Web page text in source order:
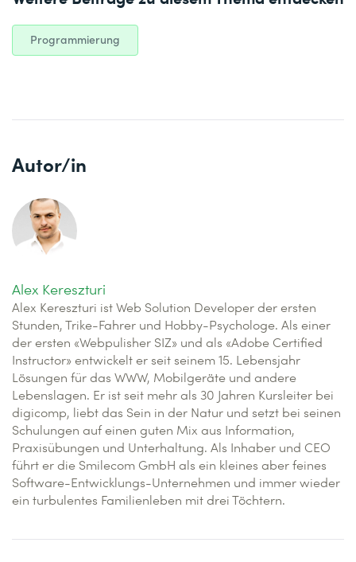
Programmierung
Autor/in
Alex Kereszturi
Alex Kereszturi ist Web Solution Developer der ersten
Stunden, Trike-Fahrer und Hobby-Psychologe. Als einer
der ersten «Webpulisher SIZ» und als «Adobe Certified
Instructor» entwickelt er seit seinem 15. Lebensjahr
Lösungen für das WWW, Mobilgeräte und andere
Lebenslagen. Er ist seit mehr als 30 Jahren Kursleiter bei
digicomp, liebt das Sein in der Natur und setzt bei seinen
Schulungen auf einen guten Mix aus Information,
Praxisübungen und Unterhaltung. Als Inhaber und CEO
führt er die Smilecom GmbH als ein kleines aber feines
Software-Entwicklungs-Unternehmen und immer wieder
ein turbulentes Familienleben mit drei Töchtern.